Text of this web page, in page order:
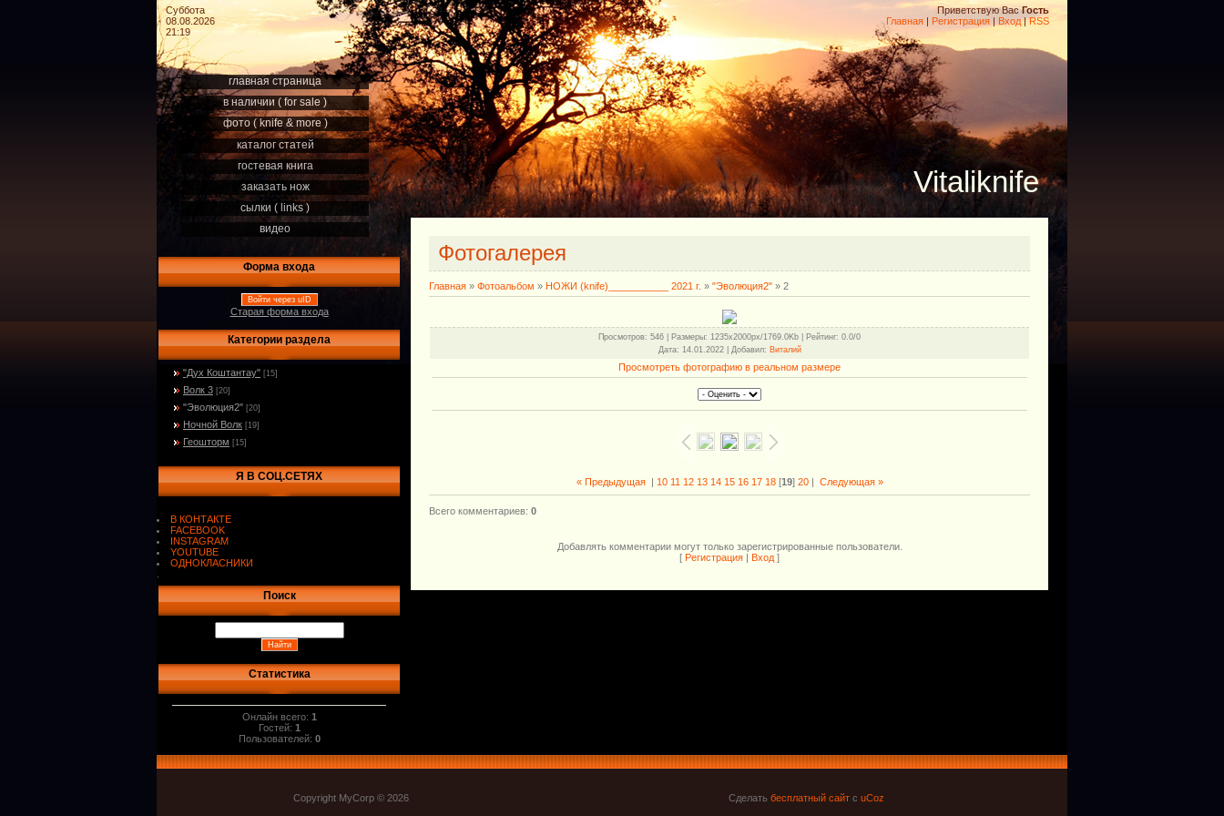
Суббота
08.08.2026
21:19
Приветствую Вас Гость
Главная | Регистрация | Вход|RSS
главная страница
в наличии ( for sale )
фото ( knife & more )
каталог статей
гостевая книга
заказать нож
сылки ( links )
видео
Форма входа
Войти через uID
Старая форма входа
Категории раздела
"Дух Коштантау" [15]
Волк 3 [20]
"Эволюция2" [20]
Ночной Волк [19]
Геошторм [15]
Я В СОЦ.СЕТЯХ
В КОНТАКТЕ
FACEBOOK
INSTAGRAM
YOUTUBE
ОДНОКЛАСНИКИ
Поиск
Статистика
Онлайн всего: 1
Гостей: 1
Пользователей: 0
Vitaliknife
Фотогалерея
Главная » Фотоальбом » НОЖИ (knife)___________ 2021 г. » "Эволюция2" » 2
Просмотров: 546 | Размеры: 1235x2000px/1769.0Kb | Рейтинг: 0.0/0
Дата: 14.01.2022 | Добавил: Виталий
Просмотреть фотографию в реальном размере
« Предыдущая| 10 11 12 13 14 15 16 17 18[19] 20| Следующая »
Всего комментариев: 0
Добавлять комментарии могут только зарегистрированные пользователи.
[ Регистрация Вход ]
Copyright MyCorp © 2026 Сделать бесплатный сайт с uCoz